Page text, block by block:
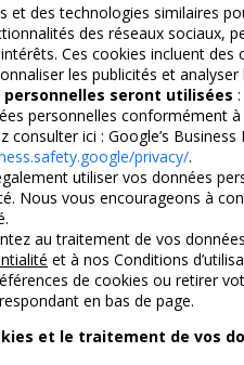
REVE
38
et des technologies similaires
des réseaux sociaux,
Ces cookies incluent
les publicités et analyser
personnelles seront utilisées :
personnelles conformément
consulter ici : Google’s Business
privacy/.
utiliser vos données
Nous vous encourageons à
au traitement de vos
et à nos Conditions
de cookies ou retirer
en bas de page.
et le traitement de vos